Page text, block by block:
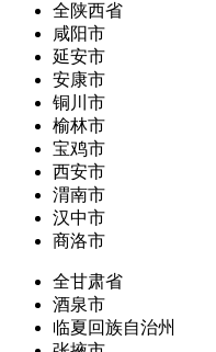
全陕西省
咸阳市
延安市
安康市
铜川市
榆林市
宝鸡市
西安市
渭南市
汉中市
商洛市
全甘肃省
酒泉市
临夏回族自治州